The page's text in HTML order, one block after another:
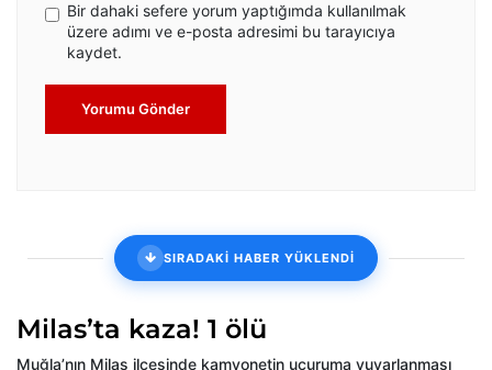
Bir dahaki sefere yorum yaptığımda kullanılmak
üzere adımı ve e-posta adresimi bu tarayıcıya
kaydet.
Yorumu Gönder
SIRADAKİ HABER YÜKLENDİ
Milas’ta kaza! 1 ölü
Muğla’nın Milas ilçesinde kamyonetin uçuruma yuvarlanması